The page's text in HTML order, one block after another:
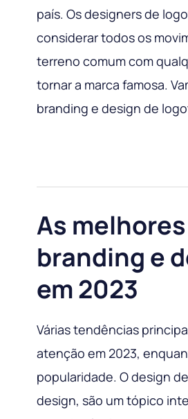
país. Os designers de
considerar todos os
terreno comum com
tornar a marca famosa.
branding e design de
As
branding e
em 2023
Várias tendências
atenção em 2023,
popularidade. O design
design, são um tópico